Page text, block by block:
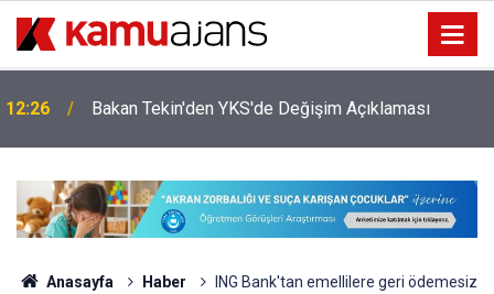
22:55 YKS Sorularına Güncelleme Geliyor
Anasayfa Haber
ING Bank'tan emellilere geri ödemesiz